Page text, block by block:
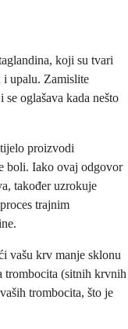
koji su tvari
i upalu. Zamislite
oglašava kada nešto
proizvodi
boli. Iako ovaj odgovor
također uzrokuje
trajnim
vašu krv manje sklonu
trombocita (sitnih krvnih
trombocita, što je